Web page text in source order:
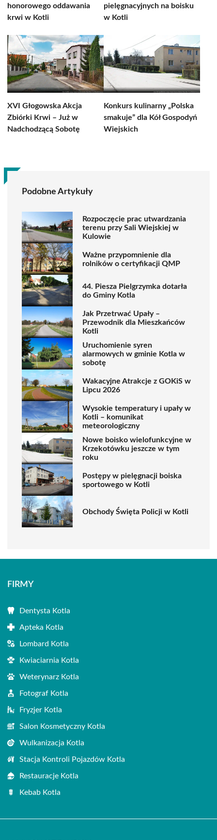
honorowego oddawania
krwi w Kotli
pielęgnacyjnych na boisku
w Kotli
XVI Głogowska Akcja
Zbiórki Krwi – Już w
Nadchodzącą Sobotę
Konkurs kulinarny „Polska
smakuje” dla Kół Gospodyń
Wiejskich
Podobne Artykuły
Rozpoczęcie prac utwardzania
terenu przy Sali Wiejskiej w
Kulowie
Ważne przypomnienie dla
rolników o certyfikacji QMP
44. Piesza Pielgrzymka dotarła
do Gminy Kotla
Jak Przetrwać Upały –
Przewodnik dla Mieszkańców
Kotli
Uruchomienie syren
alarmowych w gminie Kotla w
sobotę
Wakacyjne Atrakcje z GOKiS w
Lipcu 2026
Wysokie temperatury i upały w
Kotli – komunikat
meteorologiczny
Nowe boisko wielofunkcyjne w
Krzekotówku jeszcze w tym
roku
Postępy w pielęgnacji boiska
sportowego w Kotli
Obchody Święta Policji w Kotli
FIRMY
Dentysta Kotla
Apteka Kotla
Lombard Kotla
Kwiaciarnia Kotla
Weterynarz Kotla
Fotograf Kotla
Fryzjer Kotla
Salon Kosmetyczny Kotla
Wulkanizacja Kotla
Stacja Kontroli Pojazdów Kotla
Restauracje Kotla
Kebab Kotla